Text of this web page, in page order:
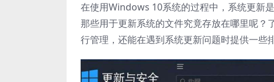
在使用Windows 10系统的过程中，系统更新
那些用于更新系统的文件究竟存放在哪里呢
行管理，还能在遇到系统更新问题时提供一些